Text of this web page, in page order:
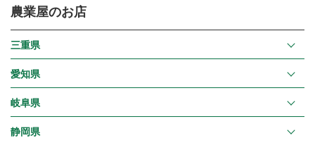
農業屋のお店
三重県
愛知県
岐阜県
静岡県